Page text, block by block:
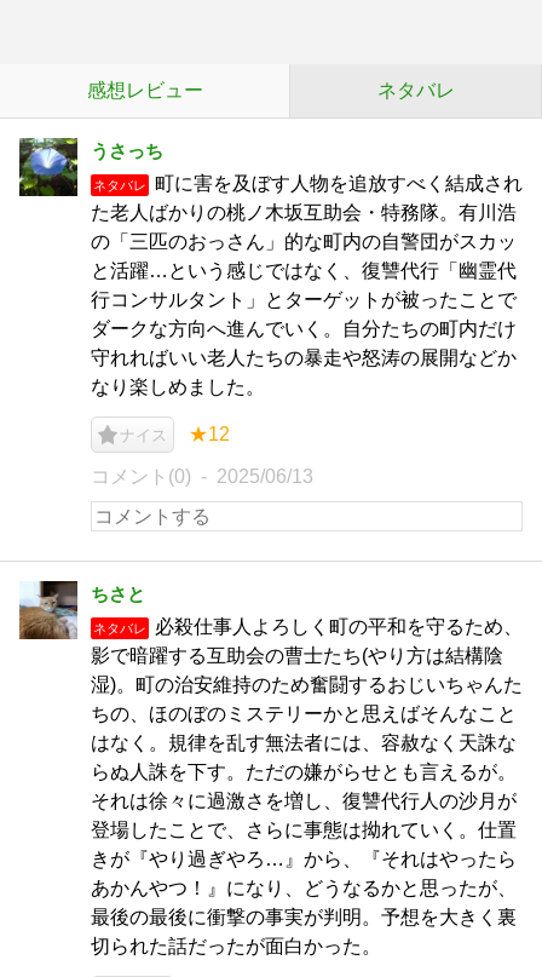
感想レビュー ネタバレ
うさっち
ネタバレ
町に害を及ぼす人物を追放すべく結成され
た老人ばかりの桃ノ木坂互助会・特務隊。有川浩
の「三匹のおっさん」的な町内の自警団がスカッ
と活躍…という感じではなく、復讐代行「幽霊代
行コンサルタント」とターゲットが被ったことで
ダークな方向へ進んでいく。自分たちの町内だけ
守れればいい老人たちの暴走や怒涛の展開などか
なり楽しめました。
ナイス ★12
コメント(0) 2025/06/13
ちさと
ネタバレ
必殺仕事人よろしく町の平和を守るため、
影で暗躍する互助会の曹士たち(やり方は結構陰
湿)。町の治安維持のため奮闘するおじいちゃんた
ちの、ほのぼのミステリーかと思えばそんなこと
はなく。規律を乱す無法者には、容赦なく天誅な
らぬ人誅を下す。ただの嫌がらせとも言えるが。
それは徐々に過激さを増し、復讐代行人の沙月が
登場したことで、さらに事態は拗れていく。仕置
きが『やり過ぎやろ…』から、『それはやったら
あかんやつ！』になり、どうなるかと思ったが、
最後の最後に衝撃の事実が判明。予想を大きく裏
切られた話だったが面白かった。